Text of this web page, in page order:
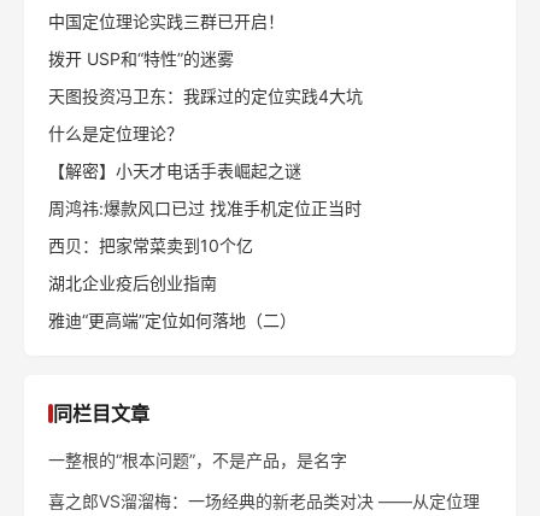
中国定位理论实践三群已开启！
拨开 USP和“特性”的迷雾
天图投资冯卫东：我踩过的定位实践4大坑
什么是定位理论？
【解密】小天才电话手表崛起之谜
周鸿祎:爆款风口已过 找准手机定位正当时
西贝：把家常菜卖到10个亿
湖北企业疫后创业指南
雅迪“更高端”定位如何落地（二）
同栏目文章
一整根的“根本问题”，不是产品，是名字
喜之郎VS溜溜梅：一场经典的新老品类对决 ——从定位理